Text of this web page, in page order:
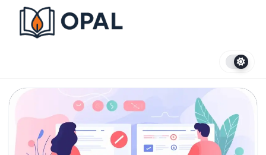
content